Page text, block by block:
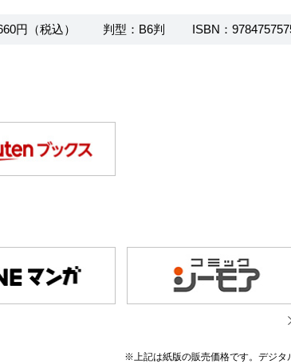
円（税込） 判型：B6判 ISBN：
※上記は紙版の販売価格です。デジタ